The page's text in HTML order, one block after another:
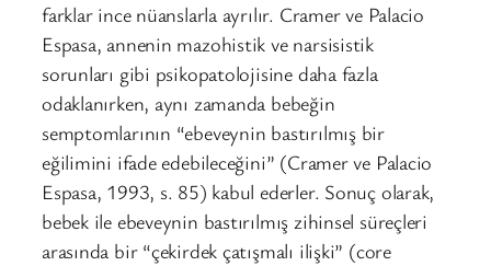
farklar ince nüanslarla ayrılır. Cramer ve Palacio
Espasa, annenin mazohistik ve narsisistik
sorunları gibi psikopatolojisine daha fazla
odaklanırken, aynı zamanda bebeğin
semptomlarının “ebeveynin bastırılmış bir
eğilimini ifade edebileceğini” (Cramer ve Palacio
Espasa, 1993, s. 85) kabul ederler. Sonuç olarak,
bebek ile ebeveynin bastırılmış zihinsel süreçleri
arasında bir “çekirdek çatışmalı ilişki” (core